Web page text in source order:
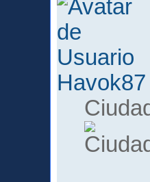
Havok87